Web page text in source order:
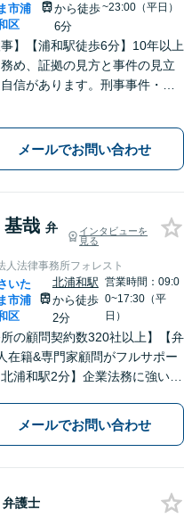
市浦
区
から徒歩
6分
~23:00（平日）
事】【浦和駅徒歩6分】10年以上
め、証拠の見方と事件の見立
信があります。刑事事件・離
い。メールでお問い合わせ
基哉 弁
インタビューを
見る
人法律事務所フォレスト
いた
市浦
区
北浦和駅
から徒歩
2分
営業時間：09:0
0~17:30（平
日）
所の顧問契約数320社以上】【弁
在籍&専門家顧問がフルサポー
北浦和駅2分】企業法務に強い弁
どに対応します。中小企業さ
人事業主さまからのご相談に注
メールでお問い合わせ
弁護士